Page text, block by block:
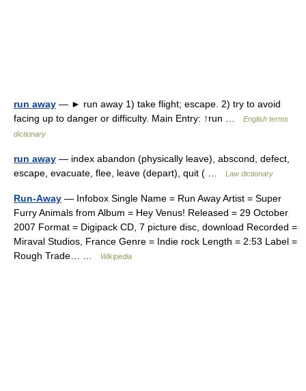
run away — ► run away 1) take flight; escape. 2) try to avoid
facing up to danger or difficulty. Main Entry: ↑run …
English terms
dictionary
run away — index abandon (physically leave), abscond, defect,
escape, evacuate, flee, leave (depart), quit ( …
Law dictionary
Run-Away — Infobox Single Name = Run Away Artist = Super
Furry Animals from Album = Hey Venus! Released = 29 October
2007 Format = Digipack CD, 7 picture disc, download Recorded =
Miraval Studios, France Genre = Indie rock Length = 2:53 Label =
Rough Trade… …
Wikipedia